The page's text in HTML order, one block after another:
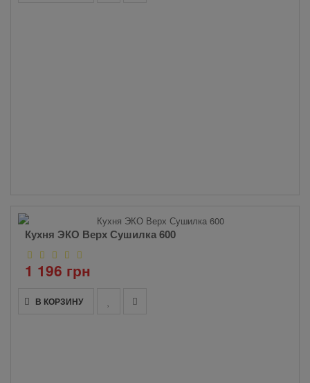
Кухня ЭКО Верх Сушилка 600
1 196 грн
В КОРЗИНУ